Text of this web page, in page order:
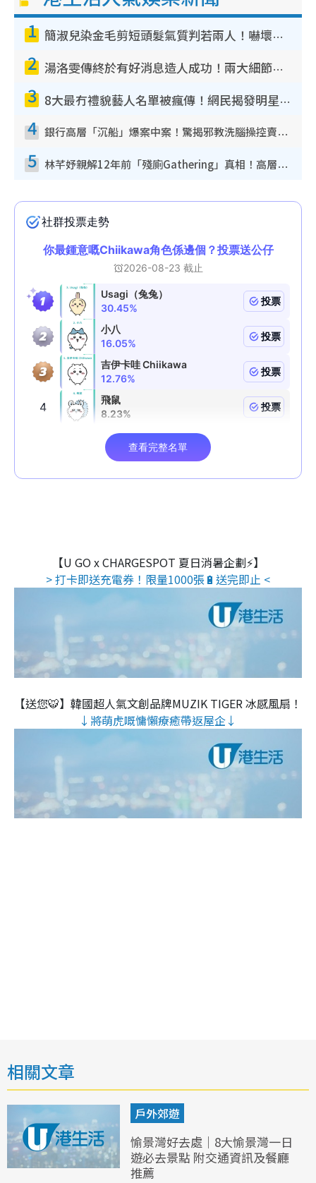
1 簡淑兒染金毛剪短頭髮氣質判若兩人！嚇壞老公麥大力都認唔出：「你做咩事？」
2 湯洛雯傳終於有好消息造人成功！兩大細節曝孕味極濃惹猜測：大肚婆先會咁！
3 8大最冇禮貌藝人名單被瘋傳！網民揭發明星真面目 一致數臭呢位係無品天花板？
4 銀行高層「沉船」爆案中案！驚揭邪教洗腦操控賣淫被吞600萬 幕後黑手講多錯多
5 林芊妤親解12年前「殘廁Gathering」真相！高層解約一句話重創尊嚴至今拒返TVB
【U GO x CHARGESPOT 夏日消暑企劃⚡】
> 打卡即送充電券！限量1000張🔋送完即止 <
【送您🐯】韓國超人氣文創品牌MUZIK TIGER 冰感風扇！
↓將萌虎嘅慵懶療癒帶返屋企↓
相關文章
戶外郊遊
愉景灣好去處｜8大愉景灣一日
遊必去景點 附交通資訊及餐廳
推薦